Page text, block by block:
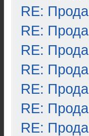
RE:
RE:
RE:
RE:
RE:
RE:
RE: